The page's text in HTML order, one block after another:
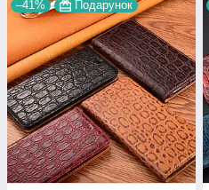
–41% Подарунок